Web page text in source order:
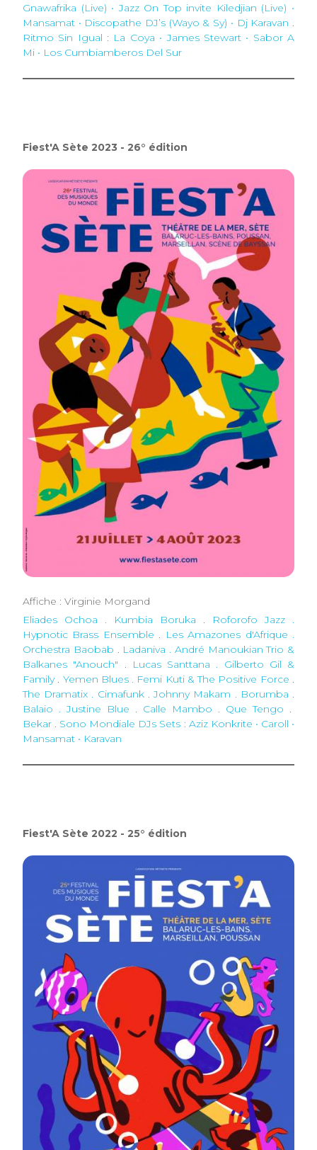
Gnawafrika (Live) • Jazz On Top invite Kiledjian (Live) •
Mansamat • Discopathe DJ’s (Wayo & Sy) • Dj Karavan .
Ritmo Sin Igual : La Coya • James Stewart • Sabor A
Mi • Los Cumbiamberos Del Sur
Fiest'A Sète 2023 - 26° édition
Affiche : Virginie Morgand
Eliades Ochoa . Kumbia Boruka .
Roforofo Jazz .
Hypnotic Brass Ensemble . Les Amazones d'Afrique .
Orchestra Baobab . Ladaniva . André Manoukian Trio &
Balkanes "Anouch" .
Lucas Santtana . Gilberto Gil &
Family. Yemen Blues . Femi Kuti & The Positive Force .
The Dramatix . Cimafunk.Johnny Makam . Borumba .
Balaio . Justine Blue . Calle Mambo . Que Tengo .
Bekar . Sono Mondiale DJs Sets : Aziz Konkrite • Caroll •
Mansamat • Karavan
Fiest'A Sète 2022 - 25° édition